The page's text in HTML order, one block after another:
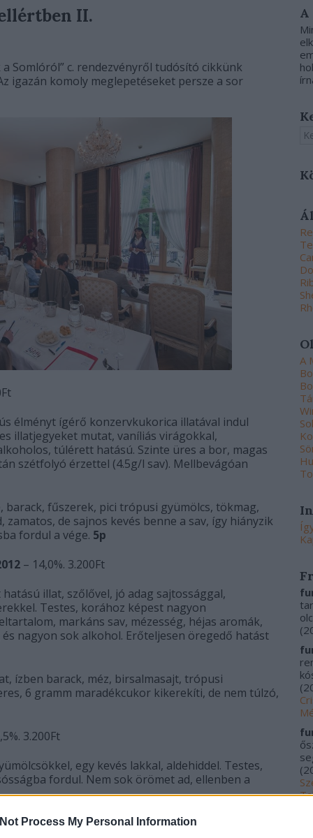
Process My Personal Information
II.
Somlóról” c. rendezvényről tudósító cikkünk
igazán komoly meglepetéseket persze a sor
élményt ígérő konzervkukorica illatával indul
illatjegyeket mutat, vaníliás virágokkal,
túlérett hatású. Szinte üres a bor, magas
szétfolyó érzettel (4.5g/l sav). Mellbevágóan
fűszerek, pici trópusi gyümölcs, tökmag,
zamatos, de sajnos kevés benne a sav, így hiányzik
fordul a vége. 5p
– 14,0%. 3.200Ft
illat, szőlővel, jó adag sajtossággal,
Testes, korához képest nagyon
markáns sav, mézesség, héjas aromák,
nagyon sok alkohol. Erőteljesen öregedő hatást
ízben barack, méz, birsalmasajt, trópusi
6 gramm maradékcukor kikerekíti, de nem túlzó,
3.200Ft
egy kevés lakkal, aldehiddel. Testes,
fordul. Nem sok örömet ad, ellenben a
fűszerek és illó. Arányos szerkezet, ízben
A
(
(
(